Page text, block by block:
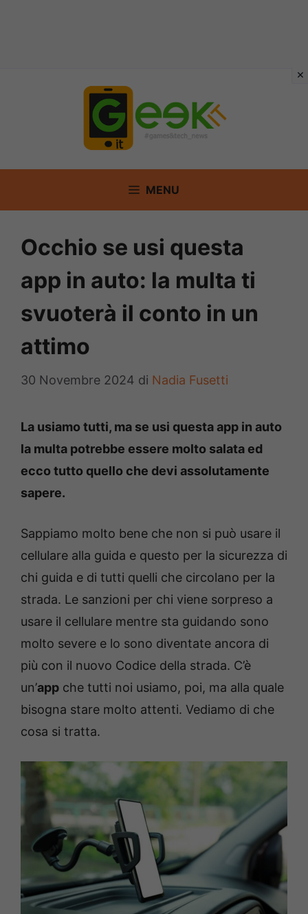
MENU
Occhio se usi questa
app in auto: la multa ti
svuoterà il conto in un
attimo
30 Novembre 2024 di Nadia Fusetti
La usiamo tutti, ma se usi questa app in auto
la multa potrebbe essere molto salata ed
ecco tutto quello che devi assolutamente
sapere.
Sappiamo molto bene che non si può usare il
cellulare alla guida e questo per la sicurezza di
chi guida e di tutti quelli che circolano per la
strada. Le sanzioni per chi viene sorpreso a
usare il cellulare mentre sta guidando sono
molto severe e lo sono diventate ancora di
più con il nuovo Codice della strada. C’è
un’app che tutti noi usiamo, poi, ma alla quale
bisogna stare molto attenti. Vediamo di che
cosa si tratta.